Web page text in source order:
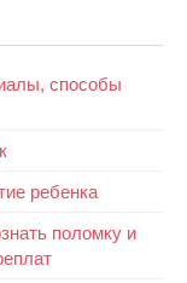
способы
ребенка
поломку и